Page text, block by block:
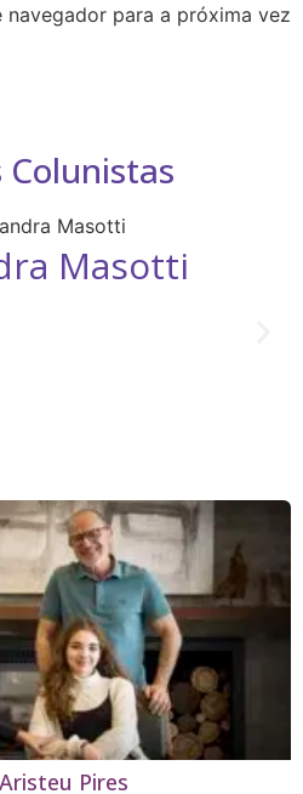
navegador para a próxima vez
Colunistas
Masotti
Pires